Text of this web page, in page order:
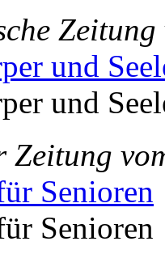
und
und
Zeitung
Senioren
Senioren